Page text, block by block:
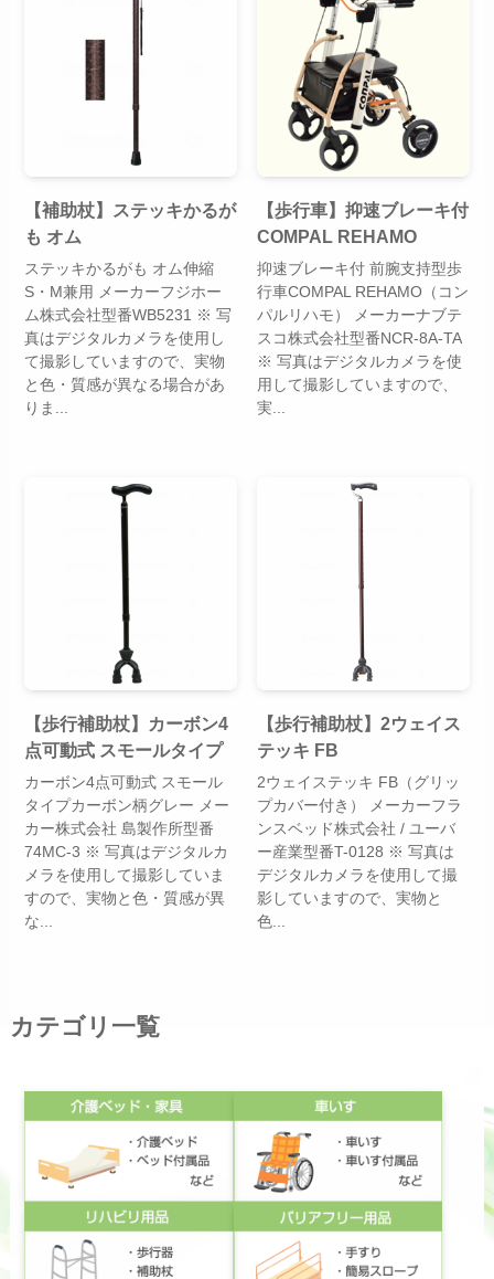
【補助杖】ステッキかるが
も オム
ステッキかるがも オム伸縮
S・M兼用 メーカーフジホー
ム株式会社型番WB5231 ※ 写
真はデジタルカメラを使用し
て撮影していますので、実物
と色・質感が異なる場合があ
りま...
【歩行車】抑速ブレーキ付
COMPAL REHAMO
抑速ブレーキ付 前腕支持型歩
行車COMPAL REHAMO（コン
パルリハモ） メーカーナブテ
スコ株式会社型番NCR-8A-TA
※ 写真はデジタルカメラを使
用して撮影していますので、
実...
【歩行補助杖】カーボン4
点可動式 スモールタイプ
カーボン4点可動式 スモール
タイプカーボン柄グレー メー
カー株式会社 島製作所型番
74MC-3 ※ 写真はデジタルカ
メラを使用して撮影していま
すので、実物と色・質感が異
な...
【歩行補助杖】2ウェイス
テッキ FB
2ウェイステッキ FB（グリッ
プカバー付き） メーカーフラ
ンスベッド株式会社 / ユーバ
ー産業型番T-0128 ※ 写真は
デジタルカメラを使用して撮
影していますので、実物と
色...
カテゴリ一覧